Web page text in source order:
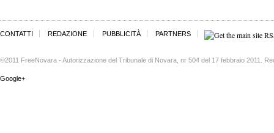
CONTATTI REDAZIONE PUBBLICITÀ PARTNERS
©2011 FreeNovara - Autorizzazione del Tribunale di Novara, nr 504 del 17 febbraio 2011.
Google+